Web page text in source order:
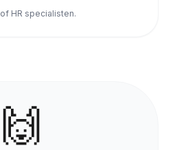
HR specialisten.
🙌